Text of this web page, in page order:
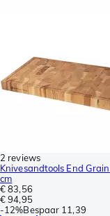
2 reviews
Knivesandtools End
cm
€ 83,56
€ 94,95
-12%Bespaar 11,39